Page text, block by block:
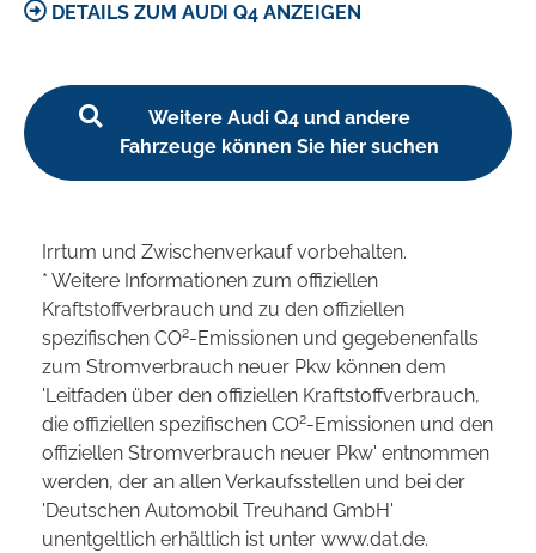
DETAILS ZUM AUDI Q4 ANZEIGEN
Weitere Audi Q4 und andere
Fahrzeuge können Sie hier suchen
Irrtum und Zwischenverkauf vorbehalten.
* Weitere Informationen zum offiziellen
Kraftstoffverbrauch und zu den offiziellen
spezifischen CO2-Emissionen und gegebenenfalls
zum Stromverbrauch neuer Pkw können dem
'Leitfaden über den offiziellen Kraftstoffverbrauch,
die offiziellen spezifischen CO2-Emissionen und den
offiziellen Stromverbrauch neuer Pkw' entnommen
werden, der an allen Verkaufsstellen und bei der
'Deutschen Automobil Treuhand GmbH'
unentgeltlich erhältlich ist unter www.dat.de.